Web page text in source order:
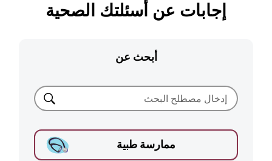
إجابات عن أسئلتك الصحية
أبحث عن
ممارسة طبية